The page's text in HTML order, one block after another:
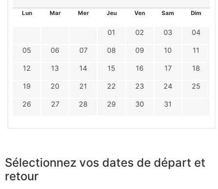
Lun Mar Mer Jeu Ven Sam Dim
01 02 03 04
05 06 07 08 09 10 11
12 13 14 15 16 17 18
19 20 21 22 23 24 25
26 27 28 29 30 31
Sélectionnez vos dates de départ et
retour